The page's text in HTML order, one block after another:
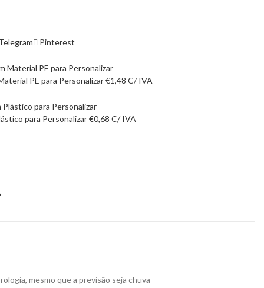
Pinterest
PE para Personalizar€1,48 C/ IVA
para Personalizar€0,68 C/ IVA
mesmo que a previsão seja chuva